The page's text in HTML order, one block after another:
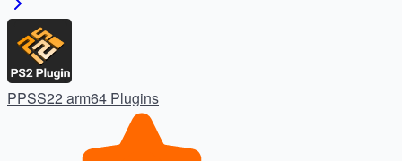
PPSS22 arm64 Plugins